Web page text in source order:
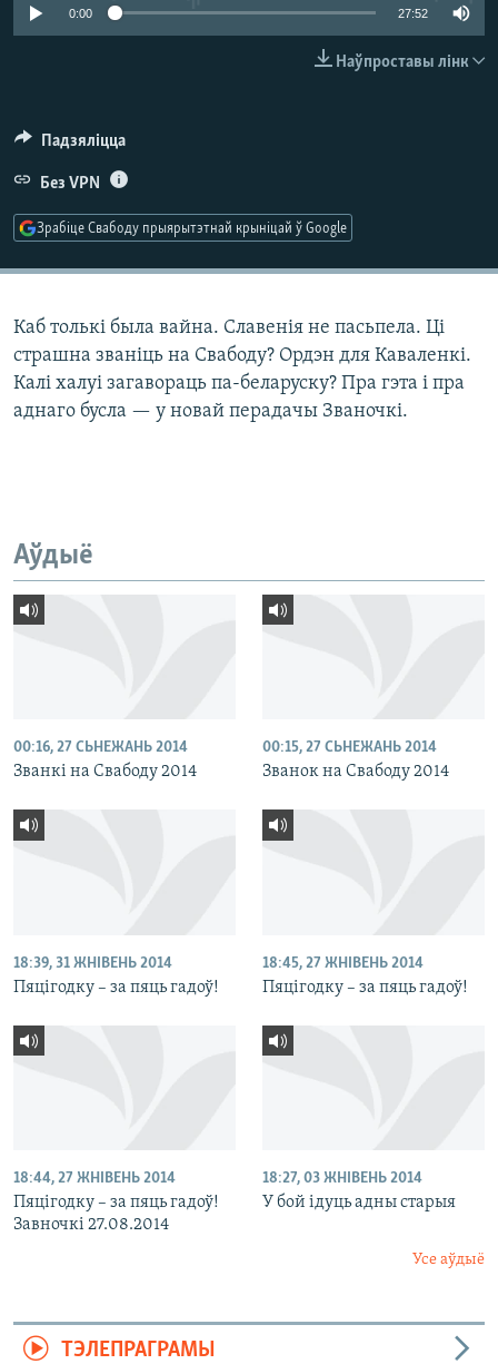
КУЛЬТУРА
МОВА0:00 27:52
Наўпроставы лінк
Падзяліцца
Без VPN
Зрабіце Свабоду прыярытэтнай крыніцай ў Google
Каб толькі была вайна. Славенія не пасьпела. Ці
страшна званіць на Свабоду? Ордэн для Каваленкі.
Калі халуі загавораць па-беларуску? Пра гэта і пра
аднаго бусла — у новай перадачы Званочкі.
Аўдыё
00:16, 27 СЬНЕЖАНЬ 2014
Званкі на Свабоду 2014
00:15, 27 СЬНЕЖАНЬ 2014
Званок на Свабоду 2014
18:39, 31 ЖНІВЕНЬ 2014
Пяцігодку – за пяць гадоў!
18:45, 27 ЖНІВЕНЬ 2014
Пяцігодку – за пяць гадоў!
18:44, 27 ЖНІВЕНЬ 2014
Пяцігодку – за пяць гадоў!
Завночкі 27.08.2014
18:27, 03 ЖНІВЕНЬ 2014
У бой ідуць адны старыя
Усе аўдыё
ТЭЛЕПРАГРАМЫ